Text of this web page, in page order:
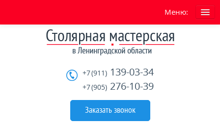
Меню:
Условия работы сайта
+7 (911) 139-03-34
+7 (905) 276-10-39
Заказать звонок